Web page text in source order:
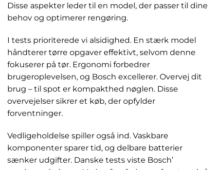
Disse aspekter leder til en model, der passer til dine
behov og optimerer rengøring.
I tests prioriterede vi alsidighed. En stærk model
håndterer tørre opgaver effektivt, selvom denne
fokuserer på tør. Ergonomi forbedrer
brugeroplevelsen, og Bosch excellerer. Overvej dit
brug – til spot er kompakthed nøglen. Disse
overvejelser sikrer et køb, der opfylder
forventninger.
Vedligeholdelse spiller også ind. Vaskbare
komponenter sparer tid, og delbare batterier
sænker udgifter. Danske tests viste Bosch’